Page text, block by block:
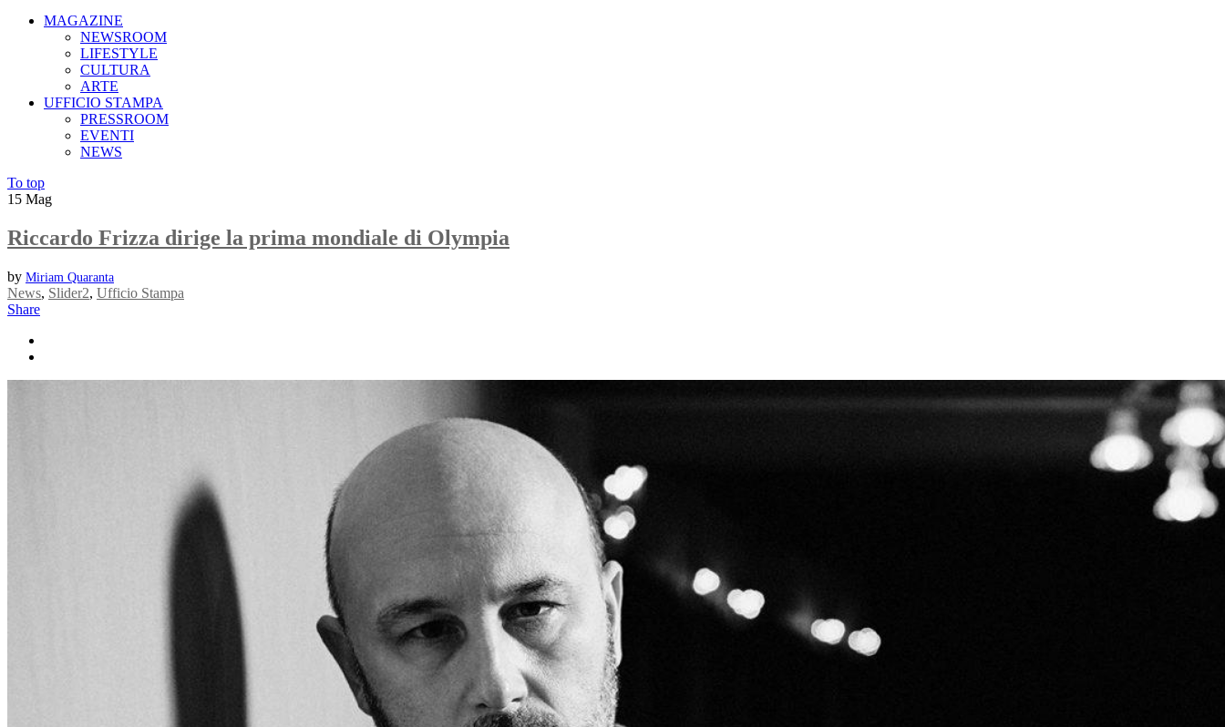
MAGAZINE
NEWSROOM
LIFESTYLE
CULTURA
ARTE
UFFICIO STAMPA
PRESSROOM
EVENTI
NEWS
To top
15 Mag
Riccardo Frizza dirige la prima mondiale di Olympia
by Miriam Quaranta
News, Slider2, Ufficio Stampa
Share